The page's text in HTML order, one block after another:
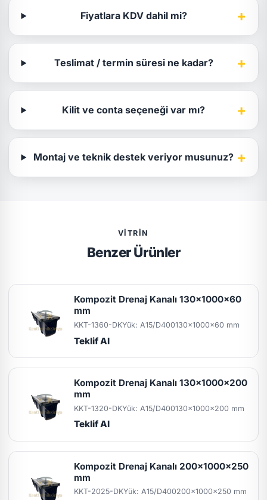
Fiyatlara KDV dahil mi? +
Teslimat / termin süresi ne kadar? +
Kilit ve conta seçeneği var mı? +
Montaj ve teknik destek veriyor musunuz? +
VITRIN
Benzer Ürünler
Kompozit Drenaj Kanalı 130x1000x60
mm
KKT-1360-DKYük: A15/D400130x1000x60 mm
Teklif Al
Kompozit Drenaj Kanalı 130x1000x200
mm
KKT-1320-DKYük: A15/D400130x1000x200 mm
Teklif Al
Kompozit Drenaj Kanalı 200x1000x250
mm
KKT-2025-DKYük: A15/D400200x1000x250 mm